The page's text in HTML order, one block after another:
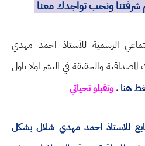
شرفتنا ونحب تواجدك معنا
الرسمية للأستاذ احمد مهدي
والحقيقة في النشر اولا باول
هنا .وتقبلو تحياتي
تابع للاستاذ احمد مهدي شلال بشكل